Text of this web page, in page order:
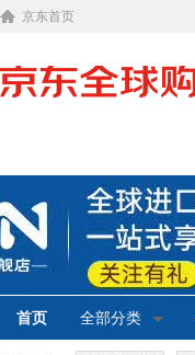
京东首页
首页 全部分类